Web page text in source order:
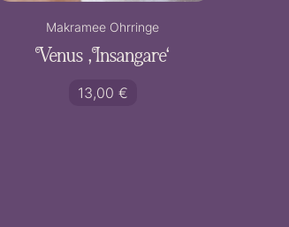
Makramee Ohrringe
Venus ‚Insangare‘
13,00 €